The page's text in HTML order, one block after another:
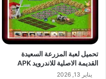
تحميل لعبة المزرعة السعيدة
القديمة الاصلية للاندرويد APK
يناير 13, 2026